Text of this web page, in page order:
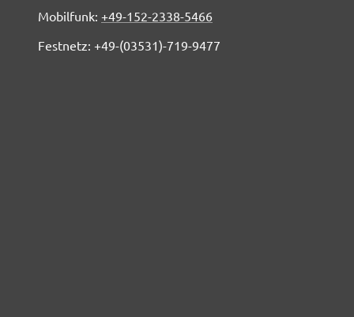
Mobilfunk: +49-152-2338-5466
Festnetz: +49-(03531)-719-9477